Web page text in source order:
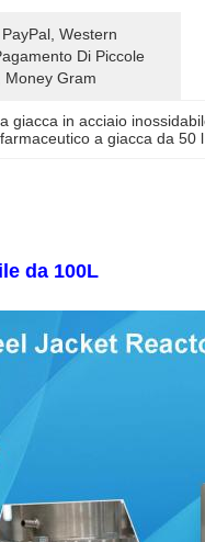
Western
Di Piccole
Money Gram
giacca in acciaio
a giacca da 50 l
da 100L